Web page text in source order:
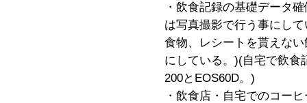
・飲食記録の基礎データ
は写真撮影で行う事にし
食物、レシートを貰えな
にしている。)(自宅で飲食
200とEOS60D。)
・飲食店・自宅でのコー